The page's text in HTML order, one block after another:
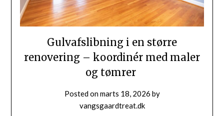
Gulvafslibning i en større
renovering – koordinér med maler
og tømrer
Posted onmarts 18, 2026 by
vangsgaardtreat.dk